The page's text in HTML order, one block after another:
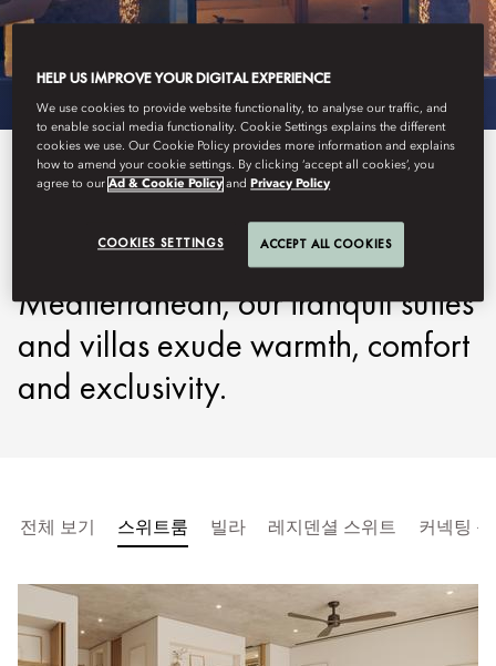
STAY
Inspired by both the beauty of the
Messenian landscape and the
idyllic colours of the
Mediterranean, our tranquil suites
and villas exude warmth, comfort
and exclusivity.
전체 보기 스위트룸 빌라 레지덴셜 스위트 커넥팅
HELP US IMPROVE YOUR DIGITAL EXPERIENCE
We use cookies to provide website functionality, to analyse our traffic, and
to enable social media functionality. Cookie Settings explains the different
cookies we use. Our Cookie Policy provides more information and explains
how to amend your cookie settings. By clicking ‘accept all cookies’, you
agree to ourAd & Cookie Policy and Privacy Policy
COOKIES SETTINGS ACCEPT ALL COOKIES